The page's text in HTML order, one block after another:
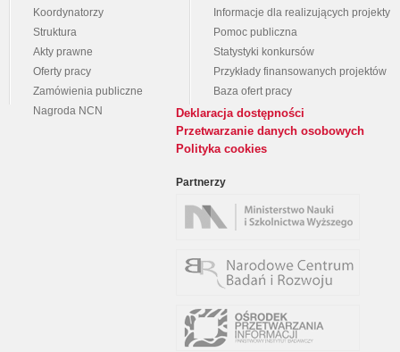
Koordynatorzy
Struktura
Akty prawne
Oferty pracy
Zamówienia publiczne
Nagroda NCN
Informacje dla realizujących projekty
Pomoc publiczna
Statystyki konkursów
Przykłady finansowanych projektów
Baza ofert pracy
Deklaracja dostępności
Przetwarzanie danych osobowych
Polityka cookies
Partnerzy